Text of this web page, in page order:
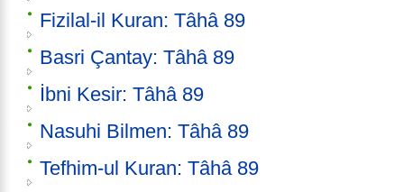
Fizilal-il Kuran: Tâhâ 89
Basri Çantay: Tâhâ 89
İbni Kesir: Tâhâ 89
Nasuhi Bilmen: Tâhâ 89
Tefhim-ul Kuran: Tâhâ 89